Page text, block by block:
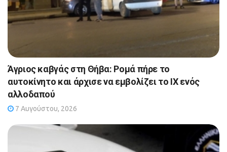
Άγριος καβγάς στη Θήβα: Ρομά πήρε το
αυτοκίνητο και άρχισε να εμβολίζει το ΙΧ ενός
αλλοδαπού
7 Αυγούστου, 2026